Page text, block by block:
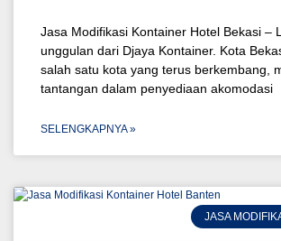
Jasa Modifikasi Kontainer Hotel Bekasi –
unggulan dari Djaya Kontainer. Kota
salah satu kota yang terus berkembang,
tantangan dalam penyediaan akomodasi
SELENGKAPNYA »
JASA